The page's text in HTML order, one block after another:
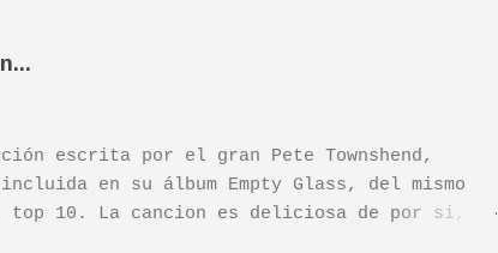
escrita por el gran Pete Townshend,
incluida en su álbum Empty Glass, del mismo
10. La cancion es deliciosa de por si, de